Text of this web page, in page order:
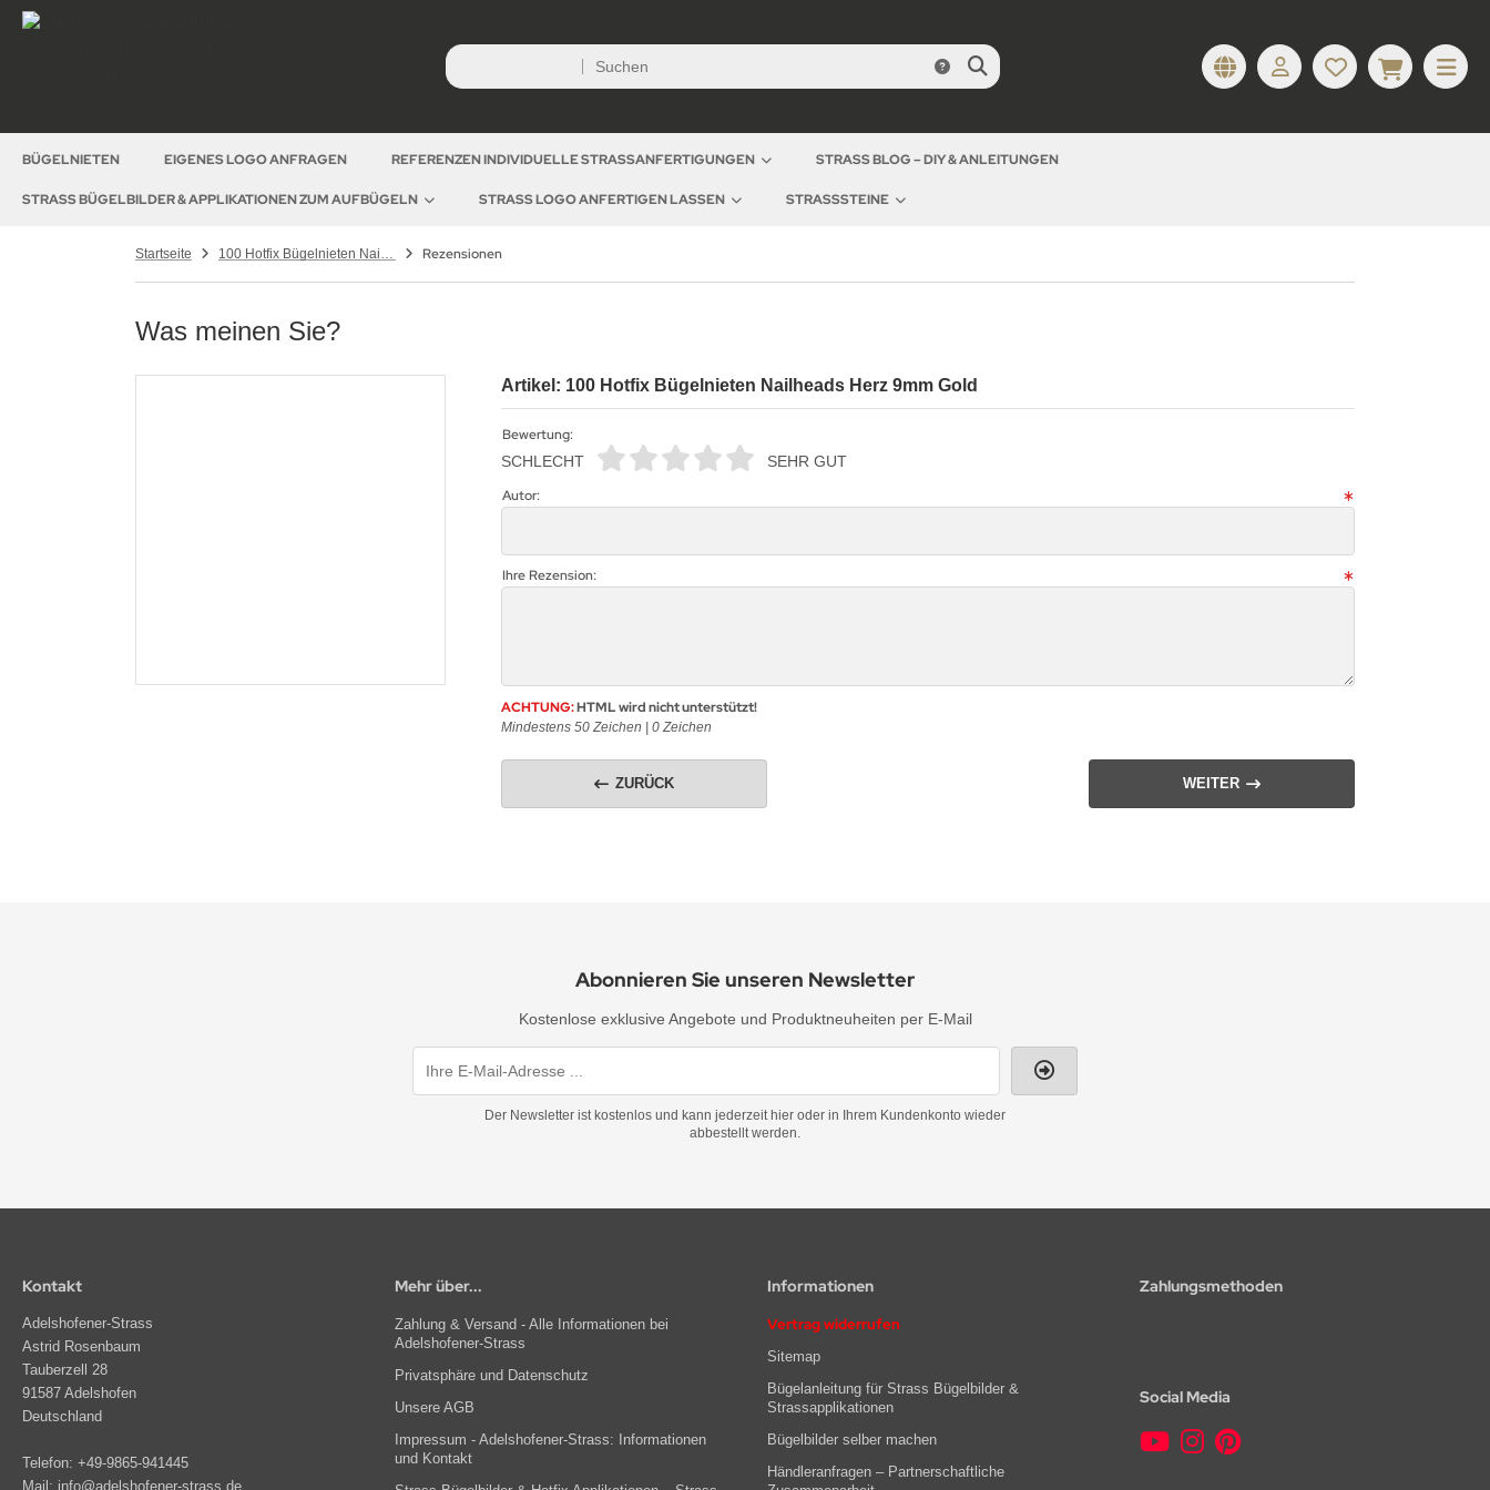
BÜGELNIETEN EIGENES LOGO ANFRAGEN REFERENZEN INDIVIDUELLE STRASSANFERTIGUNGEN STRASS BLOG – DIY & ANLEITUNGEN
STRASS BÜGELBILDER & APPLIKATIONEN ZUM AUFBÜGELN STRASS LOGO ANFERTIGEN LASSEN STRASSSTEINE
Startseite 100 Hotfix Bügelnieten Nailheads Herz 9mm Gold Rezensionen
Was meinen Sie?
Artikel: 100 Hotfix Bügelnieten Nailheads Herz 9mm Gold
Bewertung:
SCHLECHT
SEHR GUT
Autor:
Ihre Rezension:
ACHTUNG:HTML wird nicht unterstützt!
Mindestens 50 Zeichen | 0 Zeichen
ZURÜCK WEITER
Abonnieren Sie unseren Newsletter
Kostenlose exklusive Angebote und Produktneuheiten per E-Mail
Der Newsletter ist kostenlos und kann jederzeit hier oder in Ihrem Kundenkonto wieder
abbestellt werden.
Kontakt
Adelshofener-Strass
Astrid Rosenbaum
Tauberzell 28
91587 Adelshofen
Deutschland
Telefon: +49-9865-941445
Mail: info@adelshofener-strass.de
Mehr über...
Zahlung & Versand - Alle Informationen bei
Adelshofener-Strass
Privatsphäre und Datenschutz
Unsere AGB
Impressum - Adelshofener-Strass: Informationen
und Kontakt
Informationen
Vertrag widerrufen
Sitemap
Bügelanleitung für Strass Bügelbilder &
Strassapplikationen
Bügelbilder selber machen
Händleranfragen – Partnerschaftliche
Zahlungsmethoden
Social Media